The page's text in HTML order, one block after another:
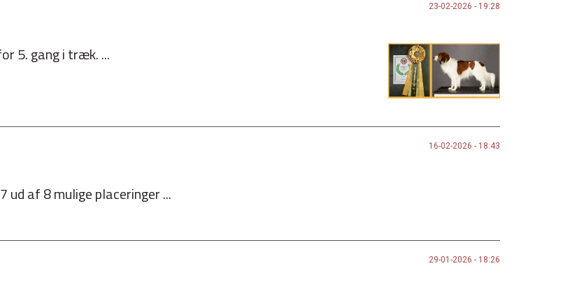
23-02-2026 - 19:28
5. gang i træk. ...
16-02-2026 - 18:43
ud af 8 mulige placeringer ...
29-01-2026 - 18:26